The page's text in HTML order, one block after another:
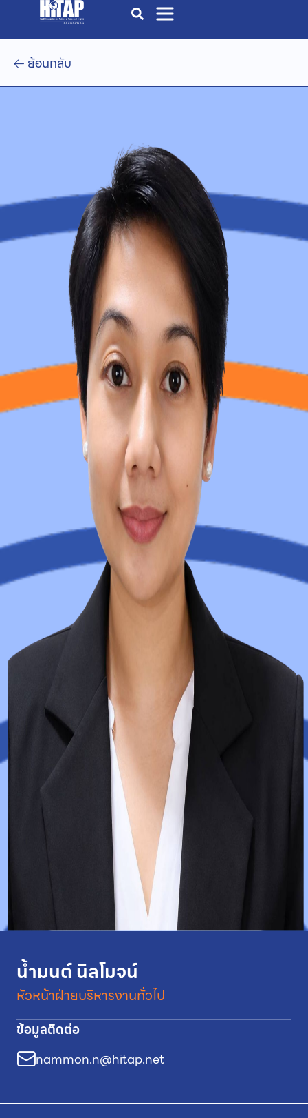
ย้อนกลับ
น้ำมนต์ นิลโมจน์
หัวหน้าฝ่ายบริหารงานทั่วไป
ข้อมูลติดต่อ
nammon.n@hitap.net